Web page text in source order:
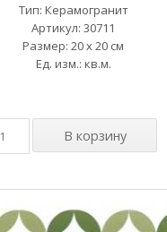
Тип: Керамогранит
Артикул: 30711
Размер: 20 x 20 см
Ед. изм.: кв.м.